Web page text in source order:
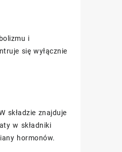
i
się wyłącznie
składzie znajduje
w składniki
hormonów.